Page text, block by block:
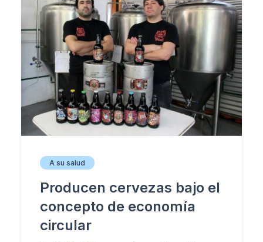
A su salud
Producen cervezas bajo el
concepto de economía
circular